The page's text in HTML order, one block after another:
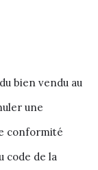
bien vendu au
une
conformité
code de la